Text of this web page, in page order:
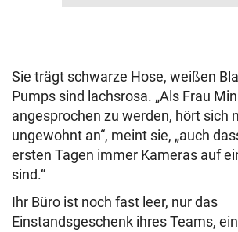
Sie trägt schwarze Hose, weißen
Pumps sind lachsrosa. „Als Frau
angesprochen zu werden, hört sich
ungewohnt an“, meint sie, „auch
ersten Tagen immer Kameras auf
sind.“
Ihr Büro ist noch fast leer, nur das
Einstandsgeschenk ihres Teams,